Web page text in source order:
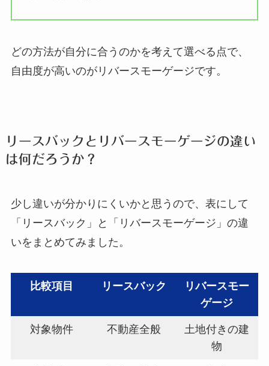
どの方法が自分に合うのかを考えて選べる点で、
自由度が高いのがリバースモーゲージです。
リースバックとリバースモーゲージの違い
は何だろうか？
少し違いが分かりにくいかと思うので、表にして
「リースバック」と「リバースモーゲージ」の違
いをまとめてみました。
比較項目 リースバック
リバースモー
ゲージ
対象物件 不動産全般
土地付きの建
物